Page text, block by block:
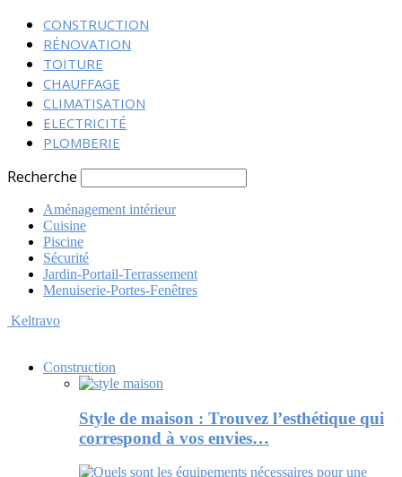
CONSTRUCTION
RÉNOVATION
TOITURE
CHAUFFAGE
CLIMATISATION
ELECTRICITÉ
PLOMBERIE
Recherche
Aménagement intérieur
Cuisine
Piscine
Sécurité
Jardin-Portail-Terrassement
Menuiserie-Portes-Fenêtres
Keltravo
Construction
Style de maison : Trouvez l’esthétique qui
correspond à vos envies…